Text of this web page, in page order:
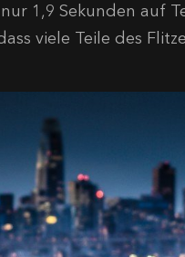
1,9 Sekunden auf
viele Teile des